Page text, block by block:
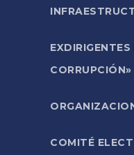
CORRUPCIÓN»
COMITÉ